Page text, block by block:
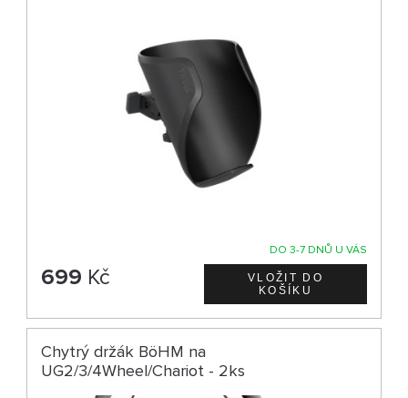
DO 3-7 DNŮ U VÁS
699 Kč
Chytrý držák BöHM na
UG2/3/4Wheel/Chariot - 2ks